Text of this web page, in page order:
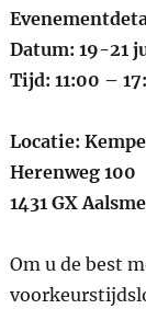
Datum: 19-21
Tijd: 11:00 –
Locatie:
Herenweg 100
1431 GX
Om u de best